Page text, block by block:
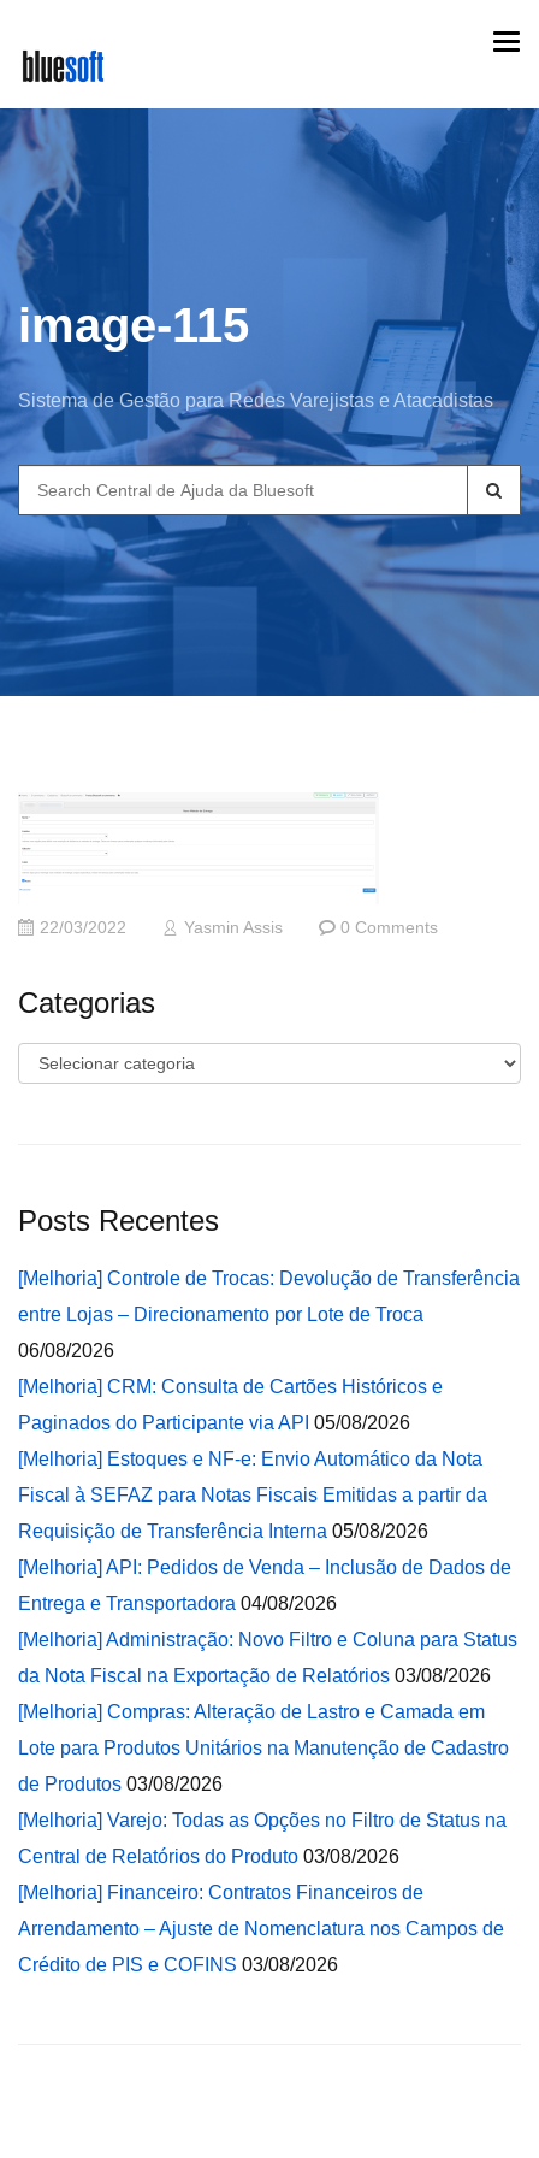
main
content
image-115
Sistema de Gestão para Redes Varejistas e Atacadistas
Search
for:
22/03/2022 Yasmin Assis 0 Comments
Categorias
Categorias
Posts Recentes
[Melhoria] Controle de Trocas: Devolução de Transferência
entre Lojas – Direcionamento por Lote de Troca
06/08/2026
[Melhoria] CRM: Consulta de Cartões Históricos e
Paginados do Participante via API 05/08/2026
[Melhoria] Estoques e NF-e: Envio Automático da Nota
Fiscal à SEFAZ para Notas Fiscais Emitidas a partir da
Requisição de Transferência Interna 05/08/2026
[Melhoria] API: Pedidos de Venda – Inclusão de Dados de
Entrega e Transportadora 04/08/2026
[Melhoria] Administração: Novo Filtro e Coluna para Status
da Nota Fiscal na Exportação de Relatórios 03/08/2026
[Melhoria] Compras: Alteração de Lastro e Camada em
Lote para Produtos Unitários na Manutenção de Cadastro
de Produtos 03/08/2026
[Melhoria] Varejo: Todas as Opções no Filtro de Status na
Central de Relatórios do Produto 03/08/2026
[Melhoria] Financeiro: Contratos Financeiros de
Arrendamento – Ajuste de Nomenclatura nos Campos de
Crédito de PIS e COFINS 03/08/2026